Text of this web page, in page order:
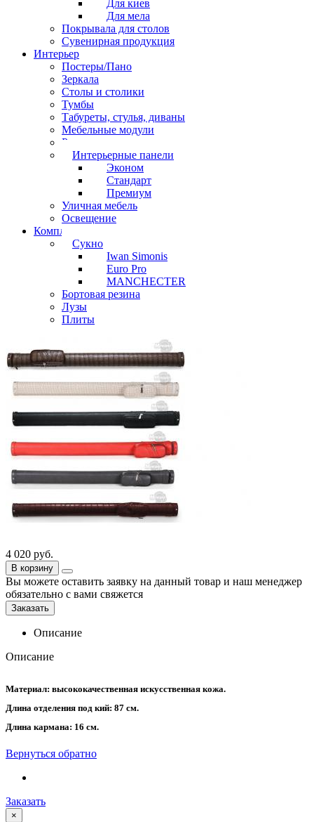
Для киев
Для мела
Покрывала для столов
Сувенирная продукция
Интерьер
Постеры/Пано
Зеркала
Столы и столики
Тумбы
Табуреты, стулья, диваны
Мебельные модули
Рамы под картины
Интерьерные панели
Эконом
Стандарт
Премиум
Уличная мебель
Освещение
Комплектующие
Сукно
Iwan Simonis
Euro Pro
MANCHECTER
Бортовая резина
Лузы
Плиты
4 020 руб.
В корзину
Вы можете оставить заявку на данный товар и наш менеджер
обязательно с вами свяжется
Заказать
Описание
Описание
Материал: высококачественная искусственная кожа.
Длина отделения под кий: 87 см.
Длина кармана: 16 см.
Вернуться обратно
Заказать
×